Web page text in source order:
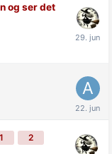
og ser det
1 2